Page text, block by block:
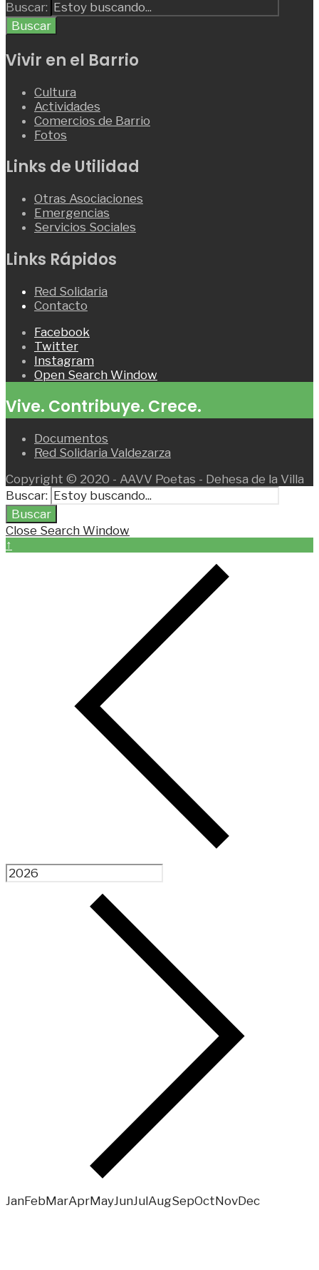
Buscar:
Buscar
Vivir en el Barrio
Cultura
Actividades
Comercios de Barrio
Fotos
Links de Utilidad
Otras Asociaciones
Emergencias
Servicios Sociales
Links Rápidos
Red Solidaria
Contacto
Facebook
Twitter
Instagram
Open Search Window
Vive. Contribuye. Crece.
Documentos
Red Solidaria Valdezarza
Copyright © 2020 - AAVV Poetas - Dehesa de la Villa
Buscar:
Buscar
Close Search Window
↑
JanFebMarAprMayJunJulAugSepOctNovDec